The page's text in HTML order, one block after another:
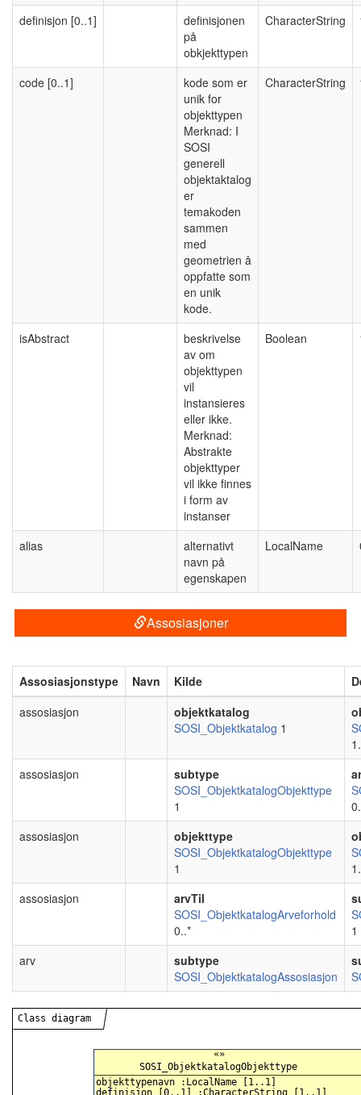
definisjon [0..1]
definisjonen
på
obkjekttypen
CharacterString
code [0..1]
kode som er
unik for
objekttypen
Merknad: I
SOSI
generell
objektaktalog
er
temakoden
sammen
med
geometrien å
oppfatte som
en unik
kode.
CharacterString
isAbstract
beskrivelse
av om
objekttypen
vil
instansieres
eller ikke.
Merknad:
Abstrakte
objekttyper
vil ikke finnes
i form av
instanser
Boolean
alias
alternativt
navn på
egenskapen
LocalName
Assosiasjoner
Assosiasjonstype Navn Kilde
assosiasjon
objektkatalog
SOSI_Objektkatalog 1
assosiasjon
subtype
SOSI_ObjektkatalogObjekttype
1
assosiasjon
objekttype
SOSI_ObjektkatalogObjekttype
1
assosiasjon
arvTil
SOSI_ObjektkatalogArveforhold
0..*
1
arv
subtype
SOSI_ObjektkatalogAssosiasjon